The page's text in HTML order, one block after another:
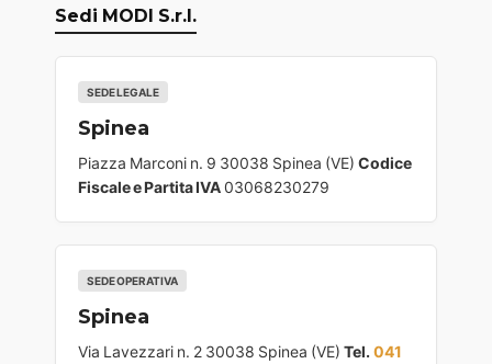
Sedi MODI S.r.l.
SEDE LEGALE
Spinea
Piazza Marconi n. 9 30038 Spinea (VE) Codice
Fiscale e Partita IVA03068230279
SEDE OPERATIVA
Spinea
Via Lavezzari n. 2 30038 Spinea (VE) Tel. 041